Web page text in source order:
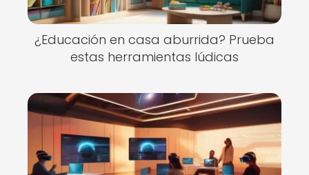
¿Educación en casa aburrida? Prueba
estas herramientas lúdicas